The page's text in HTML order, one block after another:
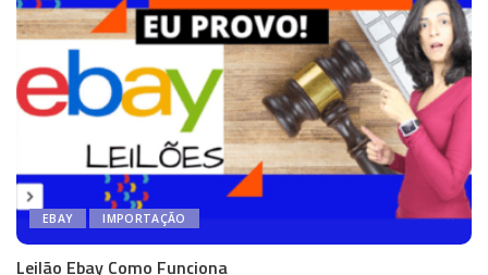
EBAY IMPORTAÇÃO
Leilão Ebay Como Funciona